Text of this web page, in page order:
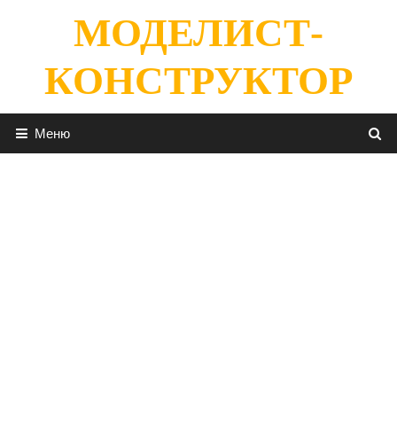
содержимомуМОДЕЛИСТ-
КОНСТРУКТОР
Меню